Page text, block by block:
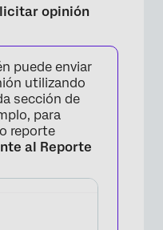
opinión
puede enviar
utilizando
sección de
para
reporte
al Reporte